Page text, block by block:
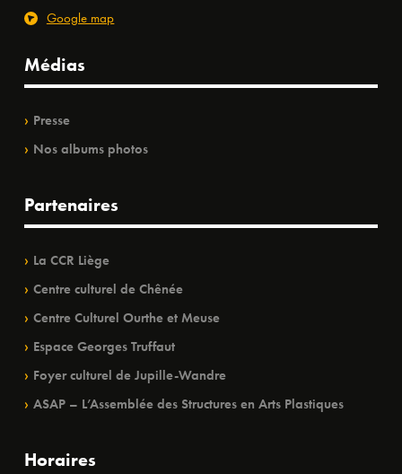
Google map
Médias
Presse
Nos albums photos
Partenaires
La CCR Liège
Centre culturel de Chênée
Centre Culturel Ourthe et Meuse
Espace Georges Truffaut
Foyer culturel de Jupille-Wandre
ASAP – L’Assemblée des Structures en Arts Plastiques
Horaires